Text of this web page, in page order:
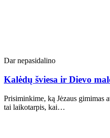
Dar nepasidalino
Kalėdų šviesa ir Dievo
Prisiminkime, ką Jėzaus gimimas
tai laikotarpis, kai…